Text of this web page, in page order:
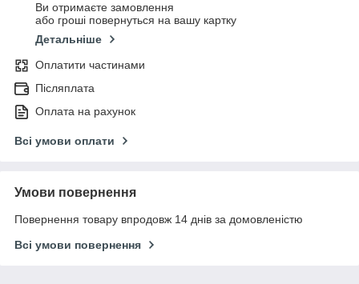
Ви отримаєте замовлення
або гроші повернуться на вашу картку
Детальніше
Оплатити частинами
Післяплата
Оплата на рахунок
Всі умови оплати
Умови повернення
Повернення товару впродовж 14 днів за домовленістю
Всі умови повернення